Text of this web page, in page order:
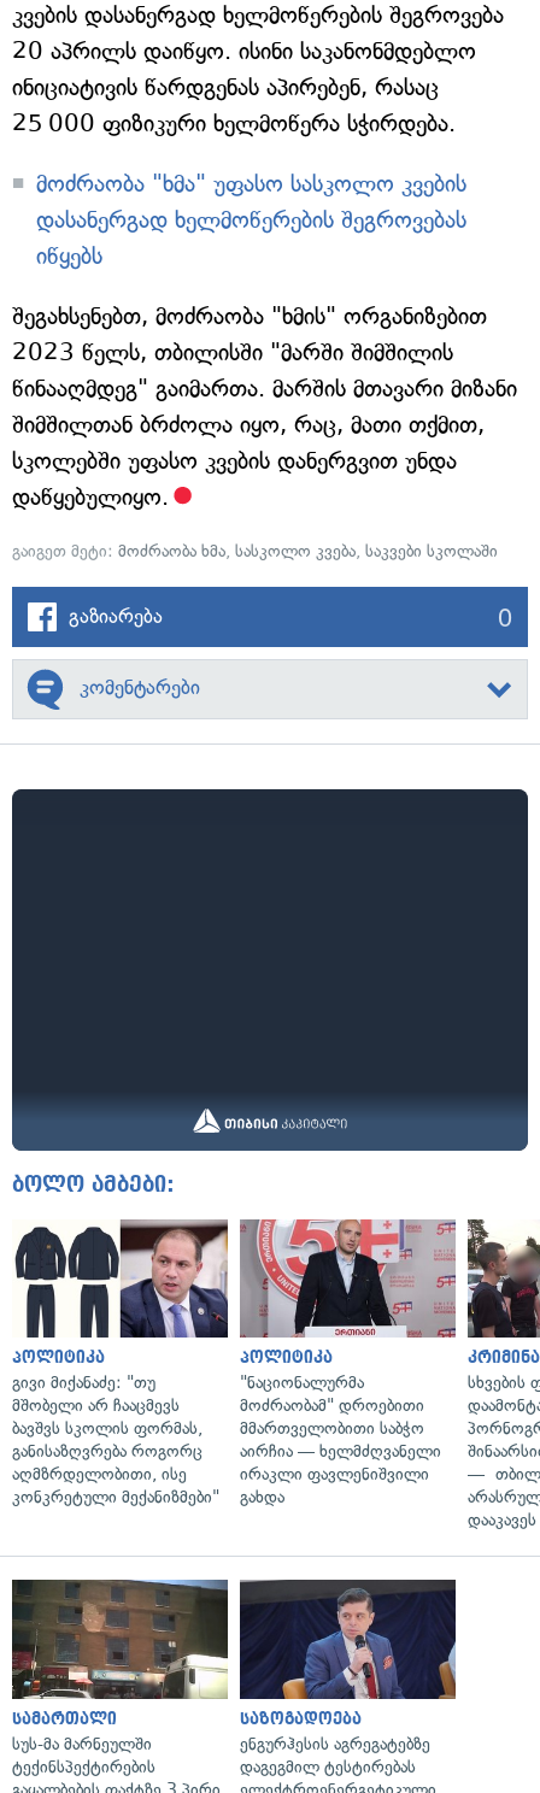
კვების დასანერგად ხელმოწერების შეგროვება
20 აპრილს დაიწყო. ისინი საკანონმდებლო
ინიციატივის წარდგენას აპირებენ, რასაც
25 000 ფიზიკური ხელმოწერა სჭირდება.
მოძრაობა "ხმა" უფასო სასკოლო კვების
დასანერგად ხელმოწერების შეგროვებას
იწყებს
შეგახსენებთ, მოძრაობა "ხმის" ორგანიზებით
2023 წელს, თბილისში "მარში შიმშილის
წინააღმდეგ" გაიმართა. მარშის მთავარი მიზანი
შიმშილთან ბრძოლა იყო, რაც, მათი თქმით,
სკოლებში უფასო კვების დანერგვით უნდა
დაწყებულიყო.
გაიგეთ მეტი: მოძრაობა ხმა, სასკოლო კვება, საკვები სკოლაში
გაზიარება 0
კომენტარები
ბოლო ამბები:
პოლიტიკა
გივი მიქანაძე: "თუ
მშობელი არ ჩააცმევს
ბავშვს სკოლის ფორმას,
განისაზღვრება როგორც
აღმზრდელობითი, ისე
კონკრეტული მექანიზმები"
პოლიტიკა
"ნაციონალურმა
მოძრაობამ" დროებითი
მმართველობითი საბჭო
აირჩია — ხელმძღვანელი
ირაკლი ფავლენიშვილი
გახდა
სხვების
—
დააკავეს
სამართალი
სუს-მა მარნეულში
ტექინსპექტირების
საზოგადოება
ენგურჰესის აგრეგატებზე
დაგეგმილ ტესტირებას